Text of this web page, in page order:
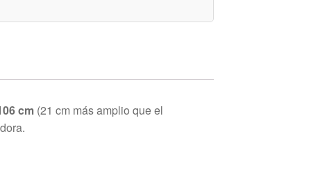
cm (21 cm más amplio que el